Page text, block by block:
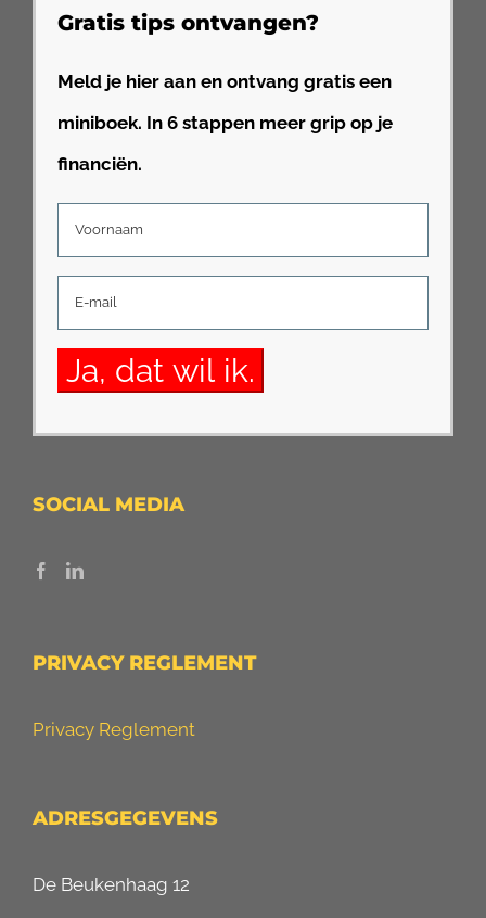
Gratis tips ontvangen?
Meld je hier aan en ontvang gratis een
miniboek. In 6 stappen meer grip op je
financiën.
SOCIAL MEDIA
PRIVACY REGLEMENT
Privacy Reglement
ADRESGEGEVENS
De Beukenhaag 12